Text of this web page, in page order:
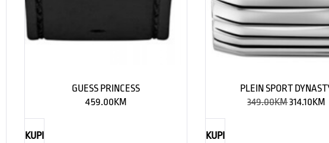
GUESS PRINCESS
459.00KM
KUPI
PLEIN SPORT
349.00KM314.10KM
KUPI